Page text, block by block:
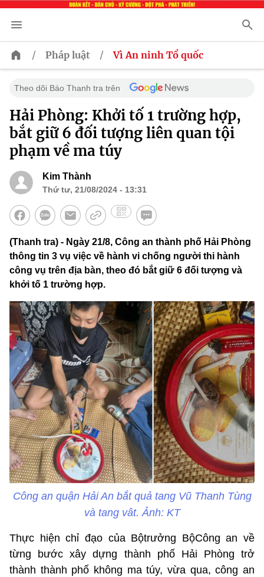
/ Pháp luật / Vì An ninh Tổ quốc
Theo dõi Báo Thanh tra trên
Hải Phòng: Khởi tố 1 trường hợp,
bắt giữ 6 đối tượng liên quan tội
phạm về ma túy
Kim Thành
Thứ tư, 21/08/2024 - 13:31
(Thanh tra) - Ngày 21/8, Công an thành phố Hải Phòng
thông tin 3 vụ việc về hành vi chống người thi hành
công vụ trên địa bàn, theo đó bắt giữ 6 đối tượng và
khởi tố 1 trường hợp.
Công an quận Hải An bắt quả tang Vũ Thanh Tùng
và tang vât. Ảnh: KT
Thực hiện chỉ đạo của Bộtrưởng BộCông an về
từng bước xây dựng thành phố Hải Phòng trở
thành thành phố không ma túy, vừa qua, công an